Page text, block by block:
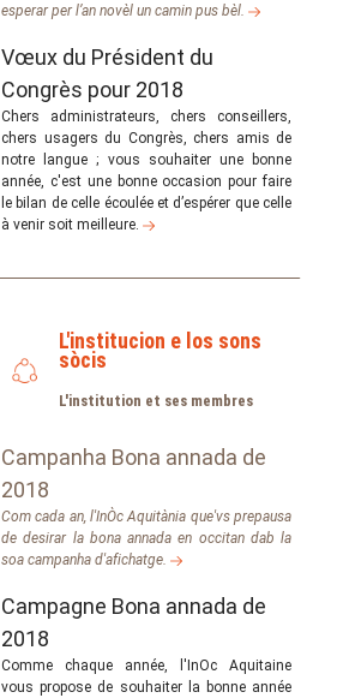
esperar per l’an novèl un camin pus bèl.
Vœux du Président du
Congrès pour 2018
Chers administrateurs, chers conseillers,
chers usagers du Congrès, chers amis de
notre langue ; vous souhaiter une bonne
année, c'est une bonne occasion pour faire
le bilan de celle écoulée et d’espérer que celle
à venir soit meilleure.
L'institucion e los sons
sòcis
L'institution et ses membres
Campanha Bona annada de
2018
Com cada an, l'InÒc Aquitània que'vs prepausa
de desirar la bona annada en occitan dab la
soa campanha d'afichatge.
Campagne Bona annada de
2018
Comme chaque année, l'InOc Aquitaine
vous propose de souhaiter la bonne année